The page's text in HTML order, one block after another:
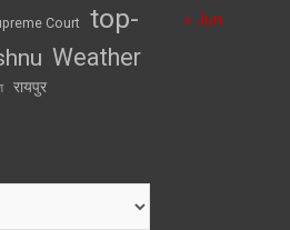
Court top-
Weather
रायपुर
« Jun